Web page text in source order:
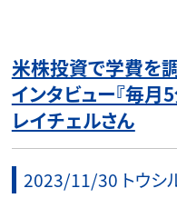
米株投資で学費を
インタビュー『毎月
レイチェルさん
2023/11/30 トウシ